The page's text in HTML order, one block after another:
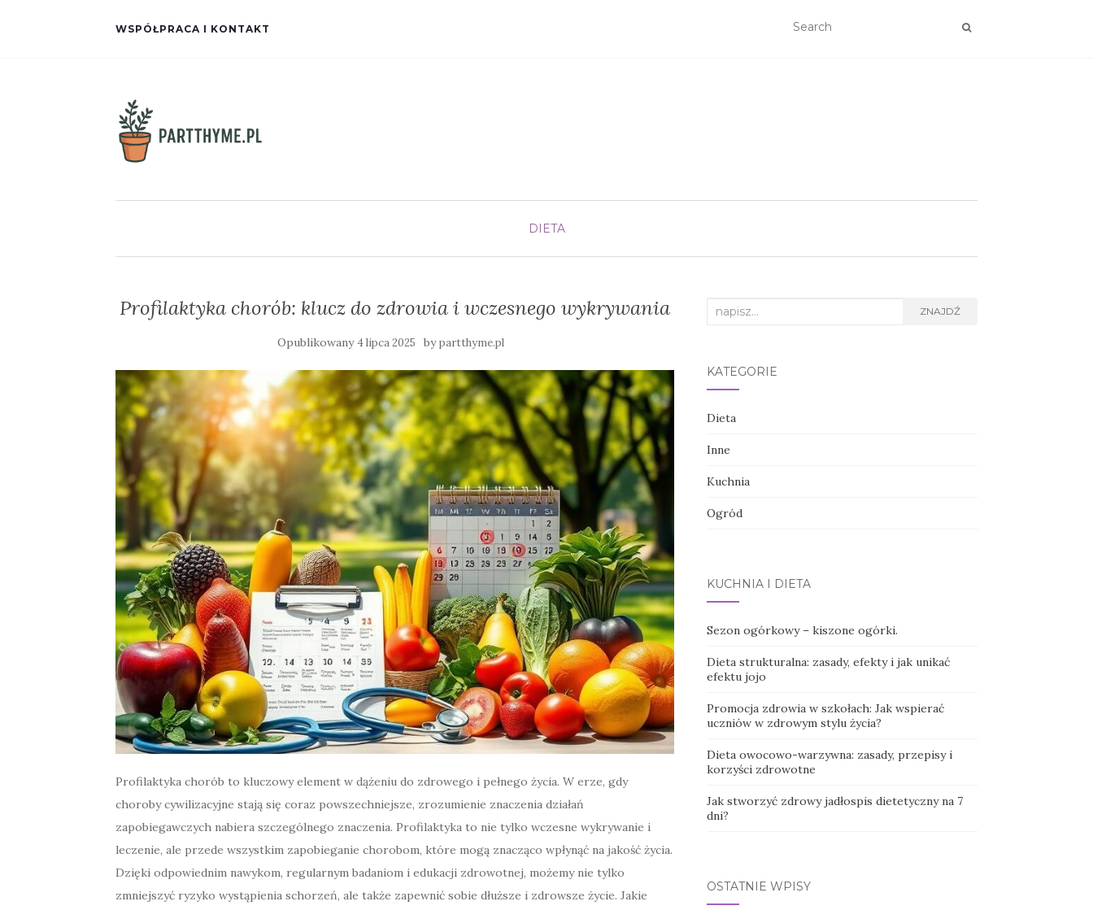
WSPÓŁPRACA I KONTAKT
DIETA
Profilaktyka chorób: klucz do zdrowia i wczesnego wykrywania
Opublikowany4 lipca 2025 bypartthyme.pl
Profilaktyka chorób to kluczowy element w dążeniu do zdrowego i pełnego życia. W erze, gdy
choroby cywilizacyjne stają się coraz powszechniejsze, zrozumienie znaczenia działań
zapobiegawczych nabiera szczególnego znaczenia. Profilaktyka to nie tylko wczesne wykrywanie i
leczenie, ale przede wszystkim zapobieganie chorobom, które mogą znacząco wpłynąć na jakość życia.
Dzięki odpowiednim nawykom, regularnym badaniom i edukacji zdrowotnej, możemy nie tylko
zmniejszyć ryzyko wystąpienia schorzeń, ale także zapewnić sobie dłuższe i zdrowsze życie. Jakie
Search
ZNAJDŹ
KATEGORIE
Dieta
Inne
Kuchnia
Ogród
KUCHNIA I DIETA
Sezon ogórkowy – kiszone ogórki.
Dieta strukturalna: zasady, efekty i jak unikać
efektu jojo
Promocja zdrowia w szkołach: Jak wspierać
uczniów w zdrowym stylu życia?
Dieta owocowo-warzywna: zasady, przepisy i
korzyści zdrowotne
Jak stworzyć zdrowy jadłospis dietetyczny na 7
dni?
OSTATNIE WPISY